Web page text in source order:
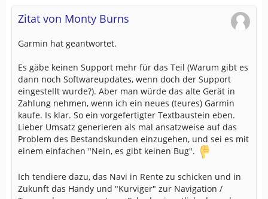
Zitat von Monty Burns
Garmin hat geantwortet.
Es gäbe keinen Support mehr für das Teil (Warum gibt es
dann noch Softwareupdates, wenn doch der Support
eingestellt wurde?). Aber man würde das alte Gerät in
Zahlung nehmen, wenn ich ein neues (teures) Garmin
kaufe. Is klar. So ein vorgefertigter Textbaustein eben.
Lieber Umsatz generieren als mal ansatzweise auf das
Problem des Bestandskunden einzugehen, und sei es mit
einem einfachen "Nein, es gibt keinen Bug".
Ich tendiere dazu, das Navi in Rente zu schicken und in
Zukunft das Handy und "Kurviger" zur Navigation /